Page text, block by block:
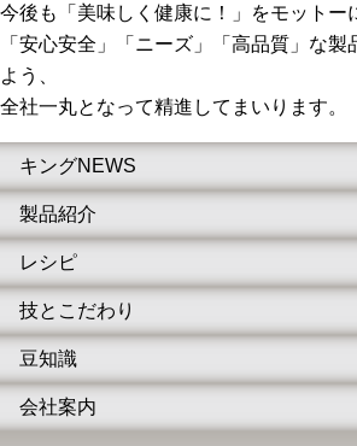
今後も「美味しく健康に！」をモットー
「安心安全」「ニーズ」「高品質」な
よう、
全社一丸となって精進してまいります。
キングNEWS
製品紹介
レシピ
技とこだわり
豆知識
会社案内